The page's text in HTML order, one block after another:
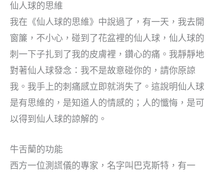
仙人球的思維
我在《仙人球的思維》中說過了，有一天，我去開
窗簾，不小心，碰到了花盆裡的仙人球，仙人球的
刺一下子扎到了我的皮膚裡，鑽心的痛。我靜靜地
對著仙人球發念：我不是故意碰你的，請你原諒
我。我手上的刺痛感立即就消失了。這說明仙人球
是有思維的，是知道人的情感的；人的懺悔，是可
以得到仙人球的諒解的。
牛舌蘭的功能
西方一位測謊儀的專家，名字叫巴克斯特，有一